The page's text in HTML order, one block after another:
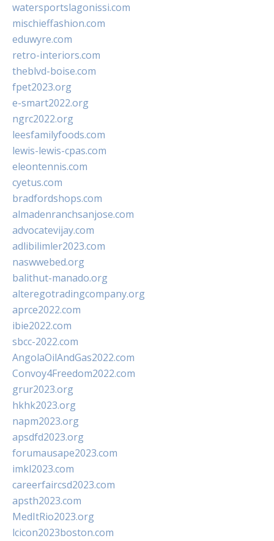
watersportslagonissi.com
mischieffashion.com
eduwyre.com
retro-interiors.com
theblvd-boise.com
fpet2023.org
e-smart2022.org
ngrc2022.org
leesfamilyfoods.com
lewis-lewis-cpas.com
eleontennis.com
cyetus.com
bradfordshops.com
almadenranchsanjose.com
advocatevijay.com
adlibilimler2023.com
naswwebed.org
balithut-manado.org
alteregotradingcompany.org
aprce2022.com
ibie2022.com
sbcc-2022.com
AngolaOilAndGas2022.com
Convoy4Freedom2022.com
grur2023.org
hkhk2023.org
napm2023.org
apsdfd2023.org
forumausape2023.com
imkl2023.com
careerfaircsd2023.com
apsth2023.com
MedItRio2023.org
lcicon2023boston.com